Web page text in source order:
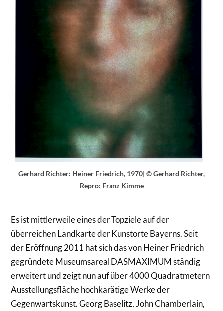
Gerhard Richter: Heiner Friedrich, 1970| © Gerhard Richter,
Repro: Franz Kimme
Es ist mittlerweile eines der Topziele auf der
überreichen Landkarte der Kunstorte Bayerns. Seit
der Eröffnung 2011 hat sich das von Heiner Friedrich
gegründete Museumsareal DASMAXIMUM ständig
erweitert und zeigt nun auf über 4000 Quadratmetern
Ausstellungsfläche hochkarätige Werke der
Gegenwartskunst. Georg Baselitz, John Chamberlain,